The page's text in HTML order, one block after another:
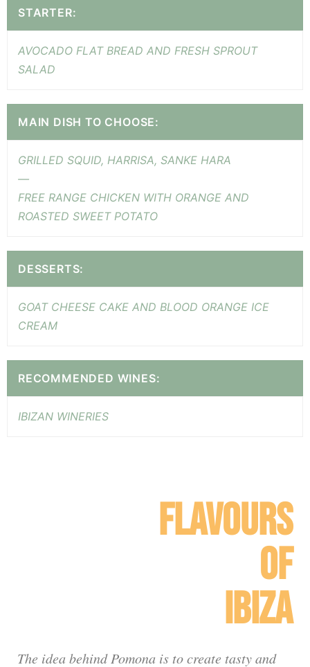
STARTER:
AVOCADO FLAT BREAD AND FRESH SPROUT
SALAD
MAIN DISH TO CHOOSE:
GRILLED SQUID, HARRISA, SANKE HARA
—
FREE RANGE CHICKEN WITH ORANGE AND
ROASTED SWEET POTATO
DESSERTS:
GOAT CHEESE CAKE AND BLOOD ORANGE ICE
CREAM
RECOMMENDED WINES:
IBIZAN WINERIES
FLAVOURS
OF
IBIZA
The idea behind Pomona is to create tasty and